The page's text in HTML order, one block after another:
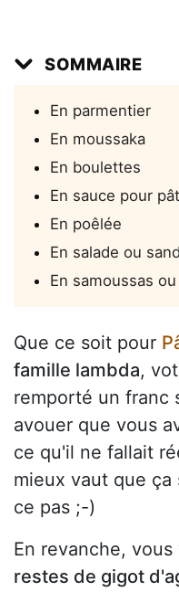
SOMMAIRE
En parmentier
En moussaka
En boulettes
En sauce pour
En poêlée
En salade ou
En samoussas
Que ce soit pour
famille lambda,
remporté un franc
avouer que vous
ce qu'il ne fallait
mieux vaut que
ce pas ;-)
En revanche,
restes de gigot